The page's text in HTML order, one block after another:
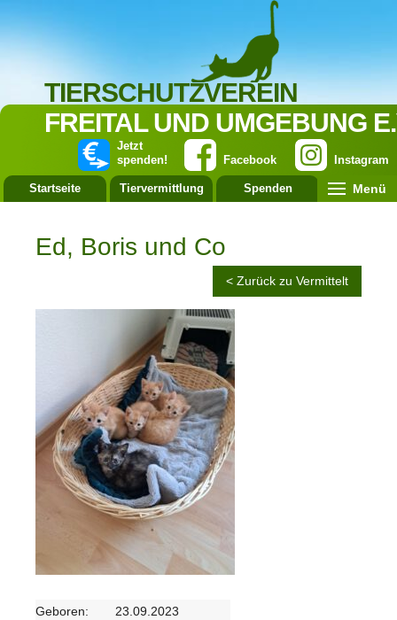
TIERSCHUTZVEREIN
FREITAL UND UMGEBUNG
Instagram
Facebook
Jetzt
spenden!
Startseite Tiervermittlung Spenden Menü
Ed, Boris und Co
< Zurück zu Vermittelt
Geboren: 23.09.2023